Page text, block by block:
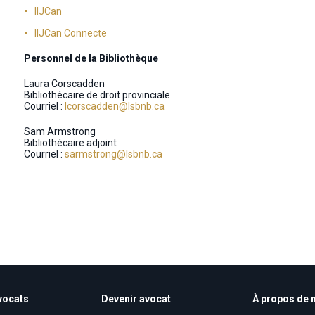
IIJCan
IIJCan Connecte
Personnel de la Bibliothèque
Laura Corscadden
Bibliothécaire de droit provinciale
Courriel : lcorscadden@lsbnb.ca
Sam Armstrong
Bibliothécaire adjoint
Courriel : sarmstrong@lsbnb.ca
Devenir avocat À propos de